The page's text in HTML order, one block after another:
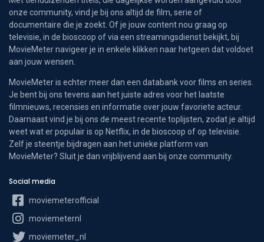
onze community, vind je bij ons altijd de film, serie of
documentaire die je zoekt. Of je jouw content nou graag op
televisie, in de bioscoop of via een streamingsdienst bekijkt, bij
MovieMeter navigeer je in enkele klikken naar hetgeen dat voldoet
aan jouw wensen.
MovieMeter is echter meer dan een databank voor films en series.
Je bent bij ons tevens aan het juiste adres voor het laatste
filmnieuws, recensies en informatie over jouw favoriete acteur.
Daarnaast vind je bij ons de meest recente toplijsten, zodat je altijd
weet wat er populair is op Netflix, in de bioscoop of op televisie.
Zelf je steentje bijdragen aan het unieke platform van
MovieMeter? Sluit je dan vrijblijvend aan bij onze community.
Social media
moviemeterofficial
moviemeternl
moviemeter_nl